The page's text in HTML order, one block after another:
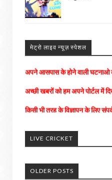
मेट्रो लाइव न्यूज़ स्पेशल
अपने आसपास के होने वाली घटनाओ
अच्छी खबरों को हम अपने पोर्टल में
किसी भी तरह के विज्ञापन के लिए
LIVE CRICKET
OLDER POSTS